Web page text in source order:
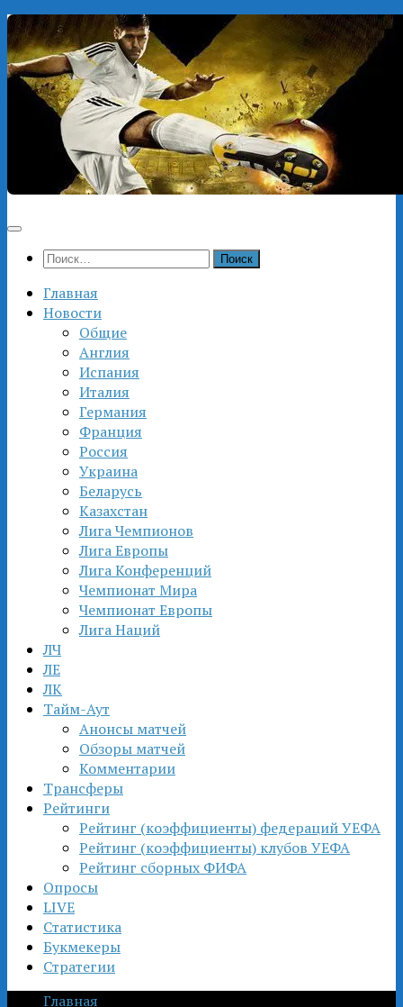
Перейти
к
содержимому
Найти:
Главная
Новости
Общие
Англия
Испания
Италия
Германия
Франция
Россия
Украина
Беларусь
Казахстан
Лига Чемпионов
Лига Европы
Лига Конференций
Чемпионат Мира
Чемпионат Европы
Лига Наций
ЛЧ
ЛЕ
ЛК
Тайм-Аут
Анонсы матчей
Обзоры матчей
Комментарии
Трансферы
Рейтинги
Рейтинг (коэффициенты) федераций УЕФА
Рейтинг (коэффициенты) клубов УЕФА
Рейтинг сборных ФИФА
Опросы
LIVE
Статистика
Букмекеры
Стратегии
Главная